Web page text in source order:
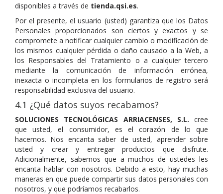
disponibles a través de tienda.qsi.es.
Por el presente, el usuario (usted) garantiza que los Datos
Personales proporcionados son ciertos y exactos y se
compromete a notificar cualquier cambio o modificación de
los mismos cualquier pérdida o daño causado a la Web, a
los Responsables del Tratamiento o a cualquier tercero
mediante la comunicación de información errónea,
inexacta o incompleta en los formularios de registro será
responsabilidad exclusiva del usuario.
4.1 ¿Qué datos suyos recabamos?
SOLUCIONES TECNOLÓGICAS ARRIACENSES, S.L. cree
que usted, el consumidor, es el corazón de lo que
hacemos. Nos encanta saber de usted, aprender sobre
usted y crear y entregar productos que disfrute.
Adicionalmente, sabemos que a muchos de ustedes les
encanta hablar con nosotros. Debido a esto, hay muchas
maneras en que puede compartir sus datos personales con
nosotros, y que podríamos recabarlos.